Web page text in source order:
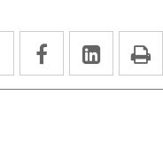
Twitter
Enlace Facebook
Enlace
a
Enlace
a